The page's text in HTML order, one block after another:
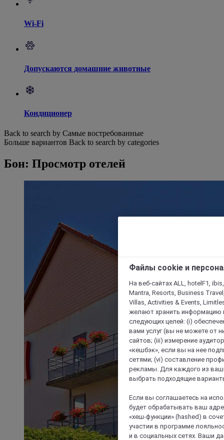
Wi-Fi
Допускаются домашние животные
Кондиционер
Back to search by Самые востребованные
Больше вариантов Back to search by categories
Бон: Просмотр отелей
Файлы cookie и
На веб-сайтах ALL, hotelF1,
Mantra, Resorts, Business
Villas, Activities & Events,
желают хранить информацию
следующих целей: (i)
вами услуг (вы не можете от
сайтов; (iii) измерение
«кешбэк», если вы на нее
сетями; (vi) составление
рекламы. Для каждого из
выбрать подходящие
Если вы соглашаетесь на
будет обрабатывать ваш
«хеш-функции» (hashed) в
участии в программе
и в социальных сетях. Ваши